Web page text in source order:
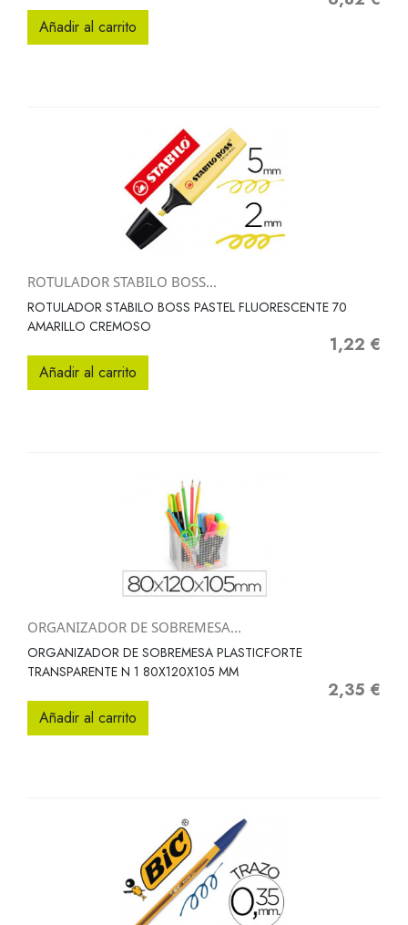
Añadir al carrito
ROTULADOR STABILO BOSS...
ROTULADOR STABILO BOSS PASTEL FLUORESCENTE 70
AMARILLO CREMOSO
Precio
1,22 €
Añadir al carrito
ORGANIZADOR DE SOBREMESA...
ORGANIZADOR DE SOBREMESA PLASTICFORTE
TRANSPARENTE N 1 80X120X105 MM
Precio
2,35 €
Añadir al carrito